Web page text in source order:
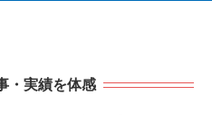
・実績を体感